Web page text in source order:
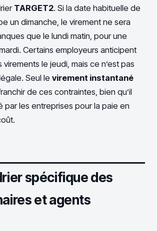
TARGET2. Si la date habituelle de
un dimanche, le virement ne sera
que le lundi matin, pour une
Certains employeurs anticipent
le jeudi, mais ce n’est pas
Seul le virement instantané
de ces contraintes, bien qu’il
par les entreprises pour la paie en
spécifique des
et agents